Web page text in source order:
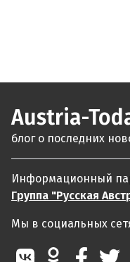
Austria-
блог о последних
Информационный
Группа "Русская
Мы в социальных